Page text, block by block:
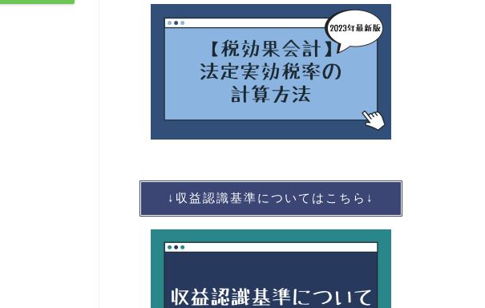
↓収益認識基準についてはこちら↓